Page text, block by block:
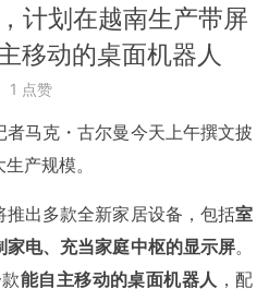
计划在越南生产带屏
移动的桌面机器人
1 点赞
者马克・古尔曼今天上午撰文披
产规模。
出多款全新家居设备，包括室
家电、充当家庭中枢的显示屏。
能自主移动的桌面机器人 ，配